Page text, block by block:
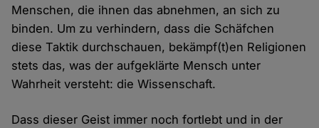
Menschen, die ihnen das abnehmen, an sich zu
binden. Um zu verhindern, dass die Schäfchen
diese Taktik durchschauen, bekämpf(t)en Religionen
stets das, was der aufgeklärte Mensch unter
Wahrheit versteht: die Wissenschaft.
Dass dieser Geist immer noch fortlebt und in der